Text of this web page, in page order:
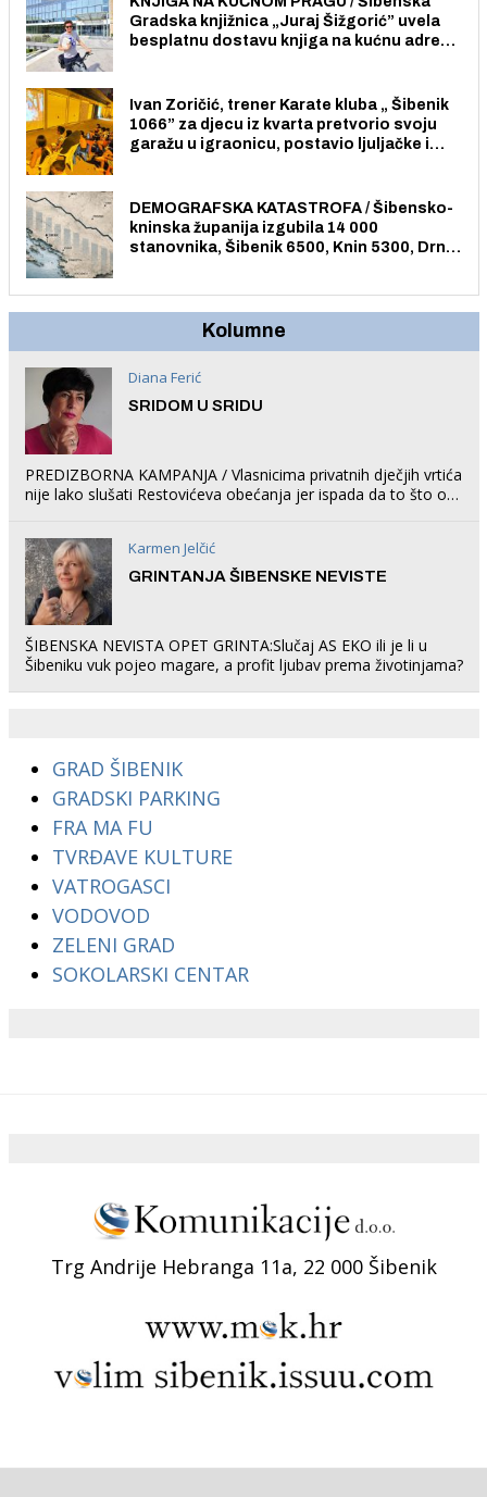
Gradska knjižnica „Juraj Šižgorić” uvela
besplatnu dostavu knjiga na kućnu adresu
Ivan Zoričić, trener Karate kluba „ Šibenik
1066” za djecu iz kvarta pretvorio svoju
garažu u igraonicu, postavio ljuljačke i
DEMOGRAFSKA KATASTROFA / Šibensko-
kninska županija izgubila 14 000
stanovnika, Šibenik 6500, Knin 5300, Drniš
Kolumne
Diana Ferić
SRIDOM U SRIDU
PREDIZBORNA KAMPANJA / Vlasnicima privatnih dječjih vrtića
nije lako slušati Restovićeva obećanja jer ispada da to što oni
Karmen Jelčić
GRINTANJA ŠIBENSKE NEVISTE
ŠIBENSKA NEVISTA OPET GRINTA:Slučaj AS EKO ili je li u
Šibeniku vuk pojeo magare, a profit ljubav prema životinjama?
GRAD ŠIBENIK
GRADSKI PARKING
FRA MA FU
TVRĐAVE KULTURE
VATROGASCI
VODOVOD
ZELENI GRAD
SOKOLARSKI CENTAR
Trg Andrije Hebranga 11a, 22 000 Šibenik